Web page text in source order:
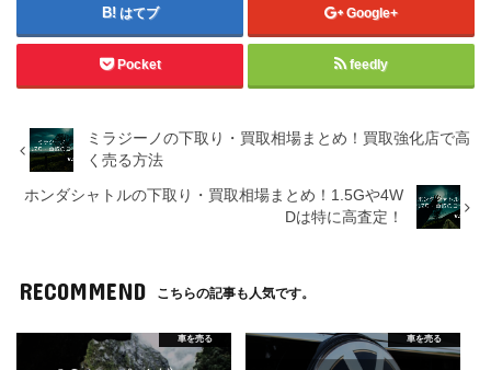
はてブ Google+
Pocket feedly
ミラジーノの下取り・買取相場まとめ！買取強化店で高
く売る方法
ホンダシャトルの下取り・買取相場まとめ！1.5Gや4W
Dは特に高査定！
RECOMMEND こちらの記事も人気です。
車を売る 車を売る